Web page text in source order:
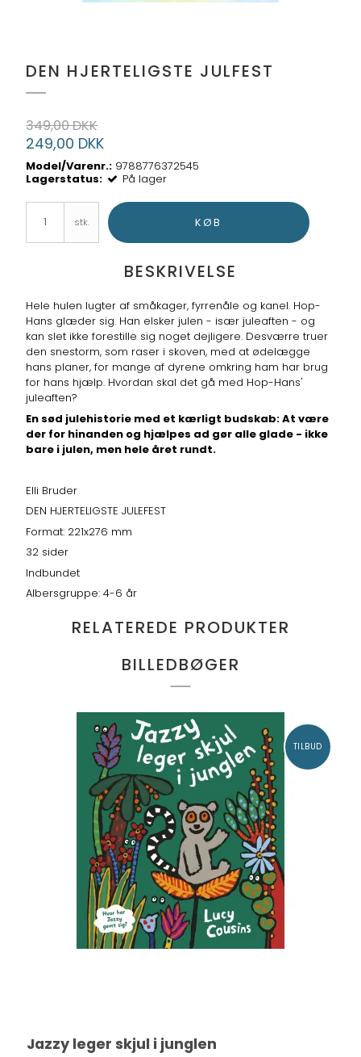
DEN HJERTELIGSTE JULFEST
349,00 DKK
249,00 DKK
Model/Varenr.: 9788776372545
Lagerstatus:
På lager
stk. KØB
BESKRIVELSE
Hele hulen lugter af småkager, fyrrenåle og kanel. Hop-
Hans glæder sig. Han elsker julen - især juleaften - og
kan slet ikke forestille sig noget dejligere. Desværre truer
den snestorm, som raser i skoven, med at ødelægge
hans planer, for mange af dyrene omkring ham har brug
for hans hjælp. Hvordan skal det gå med Hop-Hans'
juleaften?
En sød julehistorie med et kærligt budskab: At være
der for hinanden og hjælpes ad gør alle glade - ikke
bare i julen, men hele året rundt.
Elli Bruder
DEN HJERTELIGSTE JULEFEST
Format: 221x276 mm
32 sider
Indbundet
Albersgruppe: 4-6 år
RELATEREDE PRODUKTER
BILLEDBØGER
TILBUD
Jazzy leger skjul i junglen